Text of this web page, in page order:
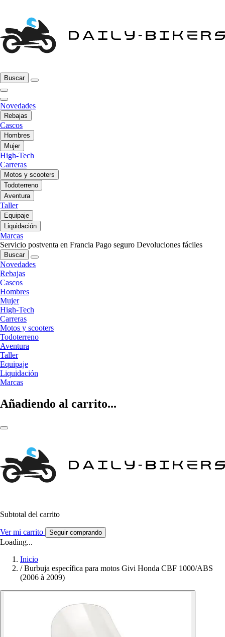
Buscar
Novedades
Rebajas
Cascos
Hombres
Mujer
High-Tech
Carreras
Motos y scooters
Todoterreno
Aventura
Taller
Equipaje
Liquidación
Marcas
Servicio postventa en Francia Pago seguro Devoluciones fáciles
Buscar
Novedades
Rebajas
Cascos
Hombres
Mujer
High-Tech
Carreras
Motos y scooters
Todoterreno
Aventura
Taller
Equipaje
Liquidación
Marcas
Añadiendo al carrito...
Subtotal del carrito
Ver mi carrito Seguir comprando
Loading...
Inicio
/ Burbuja específica para motos Givi Honda CBF 1000/ABS
(2006 à 2009)